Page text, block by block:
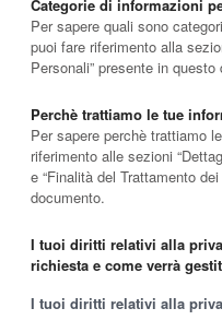
Categorie di informazioni
Per sapere quali sono
puoi fare riferimento alla
Personali” presente in questo
Perchè trattiamo le tue
Per sapere perchè trattiamo
riferimento alle sezioni
e “Finalità del Trattamento
documento.
I tuoi diritti relativi alla
richiesta e come verrà
I tuoi diritti relativi alla